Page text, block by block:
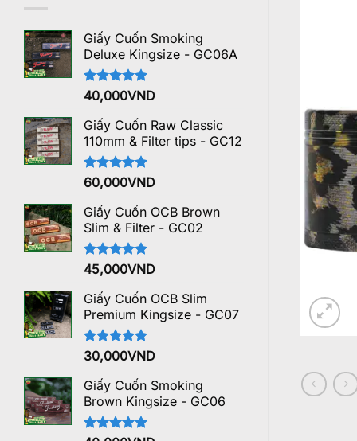
Giấy Cuốn Smoking
Deluxe Kingsize - GC06A
Được xếp
hạng
5 sao
40,000VND
Giấy Cuốn Raw Classic
110mm & Filter tips - GC12
Được xếp
hạng
5 sao
60,000VND
Giấy Cuốn OCB Brown
Slim & Filter - GC02
Được xếp
hạng
5 sao
45,000VND
Giấy Cuốn OCB Slim
Premium Kingsize - GC07
Được xếp
hạng
5 sao
30,000VND
Giấy Cuốn Smoking
Brown Kingsize - GC06